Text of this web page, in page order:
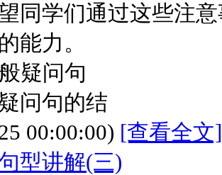
同学们通过这些注
能力。
问句
句的结
00:00:00) [查看全文]
型讲解(三)